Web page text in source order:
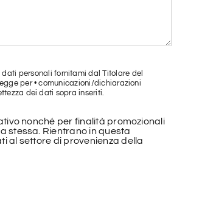
personali fornitami dal Titolare del
per • comunicazioni/dichiarazioni
dei dati sopra inseriti.
nonché per finalità promozionali
stessa. Rientrano in questa
al settore di provenienza della